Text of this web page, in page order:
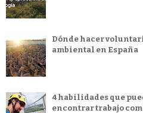
Dónde hacer
ambiental en España
4 habilidades que
encontrar trabajo